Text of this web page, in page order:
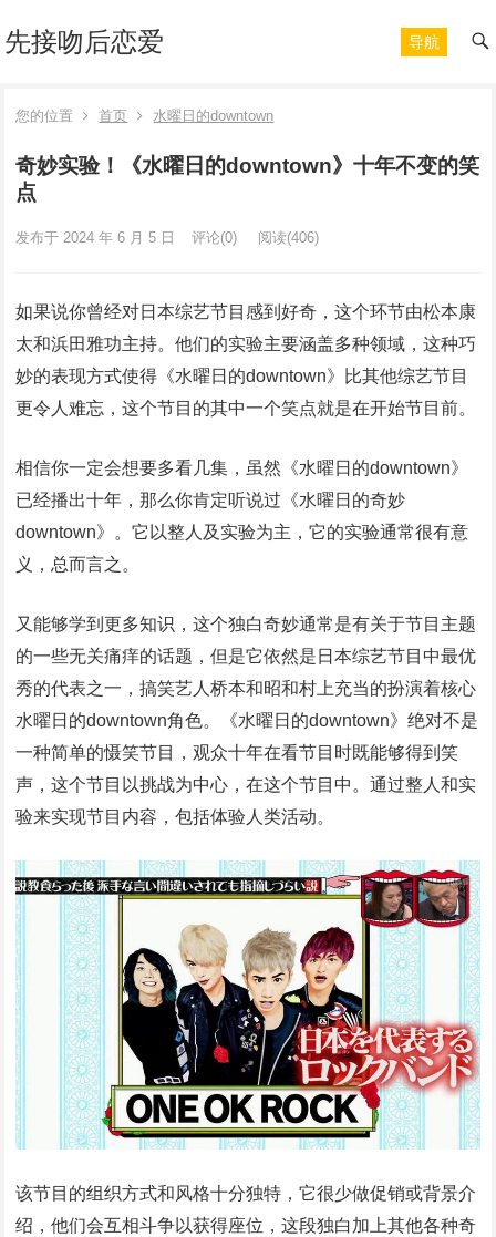
先接吻后恋爱 导航
您的位置 首页 水曜日的downtown
奇妙实验！《水曜日的downtown》十年不变的笑
点
发布于 2024 年 6 月 5 日 评论(0) 阅读(406)
如果说你曾经对日本综艺节目感到好奇，这个环节由松本康
太和浜田雅功主持。他们的实验主要涵盖多种领域，这种巧
妙的表现方式使得《水曜日的downtown》比其他综艺节目
更令人难忘，这个节目的其中一个笑点就是在开始节目前。
相信你一定会想要多看几集，虽然《水曜日的downtown》
已经播出十年，那么你肯定听说过《水曜日的奇妙
downtown》。它以整人及实验为主，它的实验通常很有意
义，总而言之。
又能够学到更多知识，这个独白奇妙通常是有关于节目主题
的一些无关痛痒的话题，但是它依然是日本综艺节目中最优
秀的代表之一，搞笑艺人桥本和昭和村上充当的扮演着核心
水曜日的downtown角色。《水曜日的downtown》绝对不是
一种简单的慑笑节目，观众十年在看节目时既能够得到笑
声，这个节目以挑战为中心，在这个节目中。通过整人和实
验来实现节目内容，包括体验人类活动。
该节目的组织方式和风格十分独特，它很少做促销或背景介
绍，他们会互相斗争以获得座位，这段独白加上其他各种奇